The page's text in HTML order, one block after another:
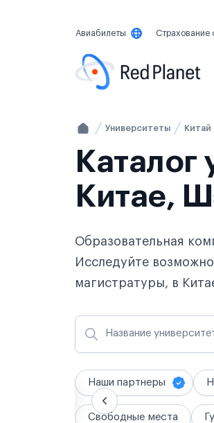
Авиабилеты Страхование
Университеты Китай
Каталог
Китае,
Образовательная
Исследуйте
магистратуры, в
Название
Наши партнеры
Свободные места